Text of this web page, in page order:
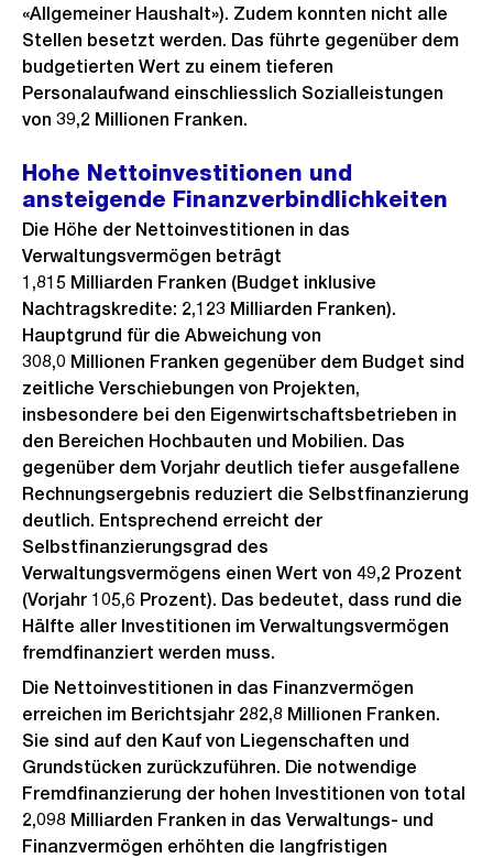
«Allgemeiner Haushalt»). Zudem konnten nicht alle
Stellen besetzt werden. Das führte gegenüber dem
budgetierten Wert zu einem tieferen
Personalaufwand einschliesslich Sozialleistungen
von 39,2 Millionen Franken.
Hohe Nettoinvestitionen und
ansteigende Finanzverbindlichkeiten
Die Höhe der Nettoinvestitionen in das
Verwaltungsvermögen beträgt
1,815 Milliarden Franken (Budget inklusive
Nachtragskredite: 2,123 Milliarden Franken).
Hauptgrund für die Abweichung von
308,0 Millionen Franken gegenüber dem Budget sind
zeitliche Verschiebungen von Projekten,
insbesondere bei den Eigenwirtschaftsbetrieben in
den Bereichen Hochbauten und Mobilien. Das
gegenüber dem Vorjahr deutlich tiefer ausgefallene
Rechnungsergebnis reduziert die Selbstfinanzierung
deutlich. Entsprechend erreicht der
Selbstfinanzierungsgrad des
Verwaltungsvermögens einen Wert von 49,2 Prozent
(Vorjahr 105,6 Prozent). Das bedeutet, dass rund die
Hälfte aller Investitionen im Verwaltungsvermögen
fremdfinanziert werden muss.
Die Nettoinvestitionen in das Finanzvermögen
erreichen im Berichtsjahr 282,8 Millionen Franken.
Sie sind auf den Kauf von Liegenschaften und
Grundstücken zurückzuführen. Die notwendige
Fremdfinanzierung der hohen Investitionen von total
2,098 Milliarden Franken in das Verwaltungs- und
Finanzvermögen erhöhten die langfristigen